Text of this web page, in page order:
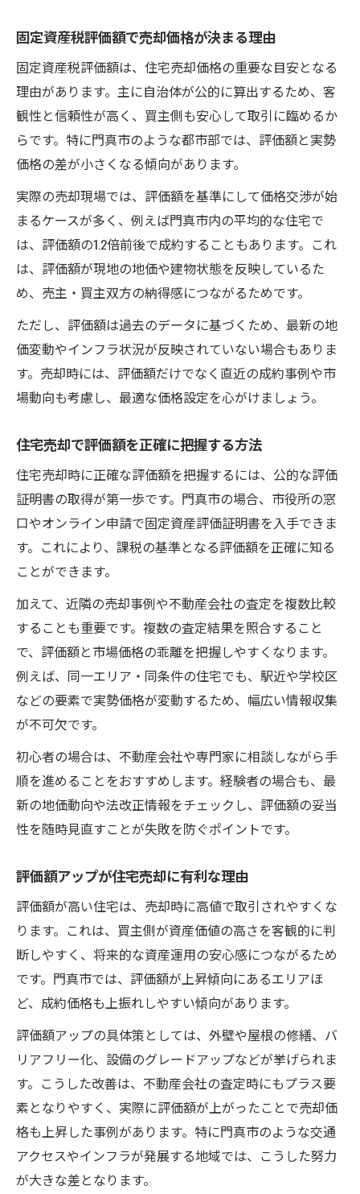
固定資産税評価額で売却価格が決まる理由
固定資産税評価額は、住宅売却価格の重要な目安となる
理由があります。主に自治体が公的に算出するため、客
観性と信頼性が高く、買主側も安心して取引に臨めるか
らです。特に門真市のような都市部では、評価額と実勢
価格の差が小さくなる傾向があります。
実際の売却現場では、評価額を基準にして価格交渉が始
まるケースが多く、例えば門真市内の平均的な住宅で
は、評価額の1.2倍前後で成約することもあります。これ
は、評価額が現地の地価や建物状態を反映しているた
め、売主・買主双方の納得感につながるためです。
ただし、評価額は過去のデータに基づくため、最新の地
価変動やインフラ状況が反映されていない場合もありま
す。売却時には、評価額だけでなく直近の成約事例や市
場動向も考慮し、最適な価格設定を心がけましょう。
住宅売却で評価額を正確に把握する方法
住宅売却時に正確な評価額を把握するには、公的な評価
証明書の取得が第一歩です。門真市の場合、市役所の窓
口やオンライン申請で固定資産評価証明書を入手できま
す。これにより、課税の基準となる評価額を正確に知る
ことができます。
加えて、近隣の売却事例や不動産会社の査定を複数比較
することも重要です。複数の査定結果を照合すること
で、評価額と市場価格の乖離を把握しやすくなります。
例えば、同一エリア・同条件の住宅でも、駅近や学校区
などの要素で実勢価格が変動するため、幅広い情報収集
が不可欠です。
初心者の場合は、不動産会社や専門家に相談しながら手
順を進めることをおすすめします。経験者の場合も、最
新の地価動向や法改正情報をチェックし、評価額の妥当
性を随時見直すことが失敗を防ぐポイントです。
評価額アップが住宅売却に有利な理由
評価額が高い住宅は、売却時に高値で取引されやすくな
ります。これは、買主側が資産価値の高さを客観的に判
断しやすく、将来的な資産運用の安心感につながるため
です。門真市では、評価額が上昇傾向にあるエリアほ
ど、成約価格も上振れしやすい傾向があります。
評価額アップの具体策としては、外壁や屋根の修繕、バ
リアフリー化、設備のグレードアップなどが挙げられま
す。こうした改善は、不動産会社の査定時にもプラス要
素となりやすく、実際に評価額が上がったことで売却価
格も上昇した事例があります。特に門真市のような交通
アクセスやインフラが発展する地域では、こうした努力
が大きな差となります。